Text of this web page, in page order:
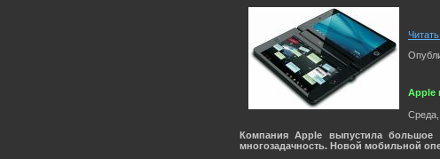
Apple
Среда,
Компания Apple выпустила большое
многозадачность. Новой мобильной